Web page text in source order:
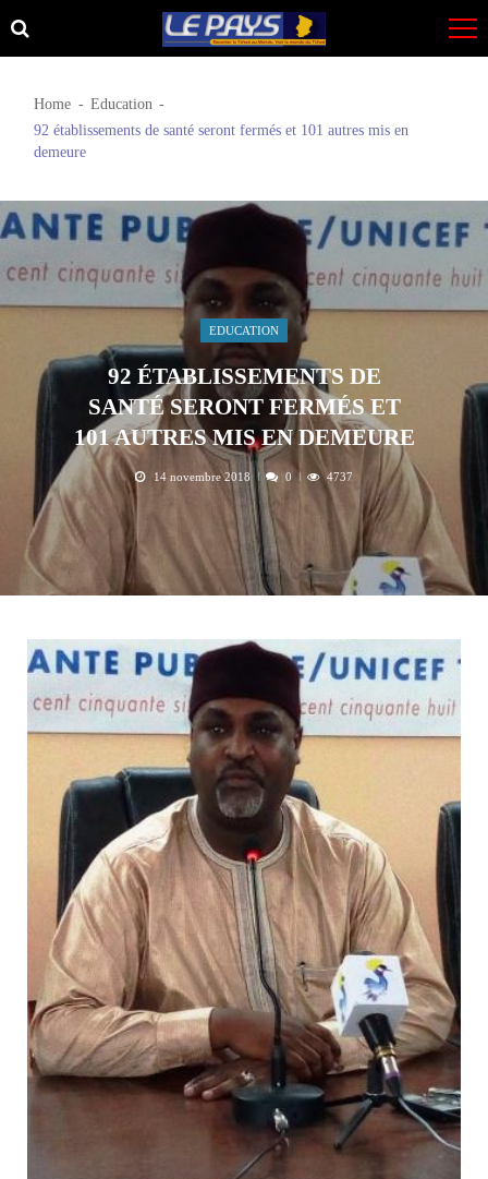
Skip
to
Skip
to
Home
Education
92 établissements de santé seront fermés et 101 autres mis en
demeure
EDUCATION
92 ÉTABLISSEMENTS DE
SANTÉ SERONT FERMÉS ET
101 AUTRES MIS EN DEMEURE
14 novembre 2018 0 4737